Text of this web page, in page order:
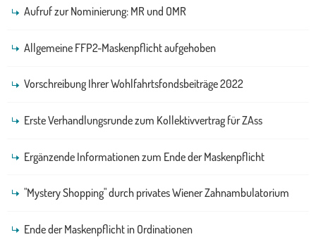
Aufruf zur Nominierung: MR und OMR
Allgemeine FFP2-Maskenpflicht aufgehoben
Vorschreibung Ihrer Wohlfahrtsfondsbeiträge 2022
Erste Verhandlungsrunde zum Kollektivvertrag für ZAss
Ergänzende Informationen zum Ende der Maskenpflicht
"Mystery Shopping" durch privates Wiener Zahnambulatorium
Ende der Maskenpflicht in Ordinationen